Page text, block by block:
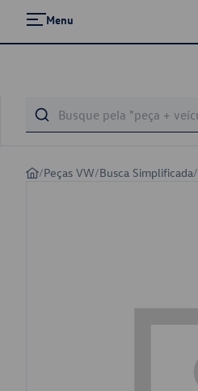
Menu
/Peças VW/Busca Simplificada/